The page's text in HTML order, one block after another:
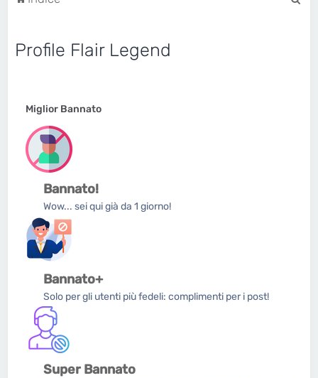
Profile Flair Legend
Miglior Bannato
Bannato!
Wow... sei qui già da 1 giorno!
Bannato+
Solo per gli utenti più fedeli: complimenti per i post!
Super Bannato